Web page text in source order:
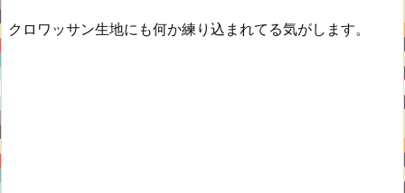
クロワッサン生地にも何か練り込まれてる気がします。